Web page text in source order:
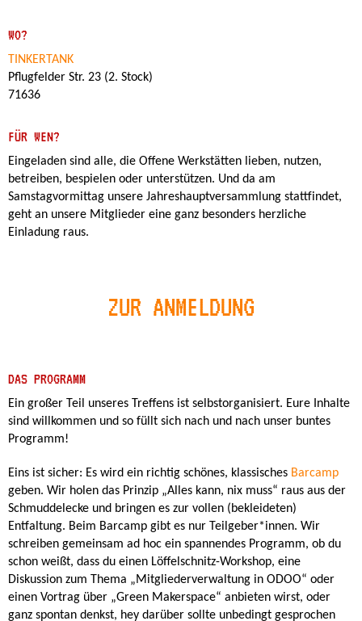
WO?
TINKERTANK
Pflugfelder Str. 23 (2. Stock)
71636
FÜR WEN?
Eingeladen sind alle, die Offene Werkstätten lieben, nutzen,
betreiben, bespielen oder unterstützen. Und da am
Samstagvormittag unsere Jahreshauptversammlung stattfindet,
geht an unsere Mitglieder eine ganz besonders herzliche
Einladung raus.
ZUR ANMELDUNG
DAS PROGRAMM
Ein großer Teil unseres Treffens ist selbstorganisiert. Eure Inhalte
sind willkommen und so füllt sich nach und nach unser buntes
Programm!
Eins ist sicher: Es wird ein richtig schönes, klassisches Barcamp
geben. Wir holen das Prinzip „Alles kann, nix muss“ raus aus der
Schmuddelecke und bringen es zur vollen (bekleideten)
Entfaltung. Beim Barcamp gibt es nur Teilgeber*innen. Wir
schreiben gemeinsam ad hoc ein spannendes Programm, ob du
schon weißt, dass du einen Löffelschnitz-Workshop, eine
Diskussion zum Thema „Mitgliederverwaltung in ODOO“ oder
einen Vortrag über „Green Makerspace“ anbieten wirst, oder
ganz spontan denkst, hey darüber sollte unbedingt gesprochen